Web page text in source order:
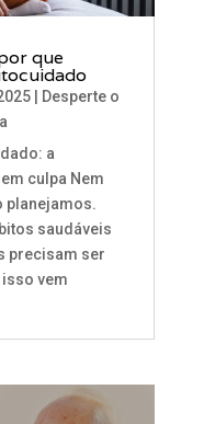
que
| Desperte o
a
culpa Nem
planejamos.
saudáveis
precisam ser
vem